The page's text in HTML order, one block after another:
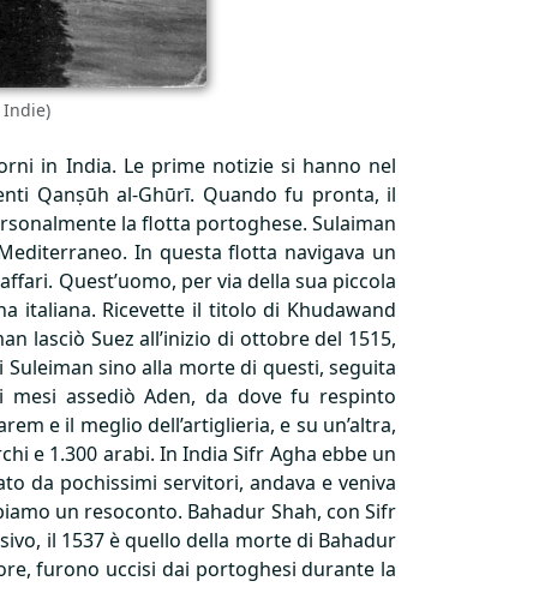
in India. Le prime notizie si hanno nel
Qanṣūh al-Ghūrī. Quando fu pronta, il
la flotta portoghese. Sulaiman
In questa flotta navigava un
Quest’uomo, per via della sua piccola
italiana. Ricevette il titolo di Khudawand
lasciò Suez all’inizio di ottobre del 1515,
sino alla morte di questi, seguita
assediò Aden, da dove fu respinto
e il meglio dell’artiglieria, e su un’altra,
e 1.300 arabi. In India Sifr Agha ebbe un
da pochissimi servitori, andava e veniva
un resoconto. Bahadur Shah, con Sifr
il 1537 è quello della morte di Bahadur
furono uccisi dai portoghesi durante la